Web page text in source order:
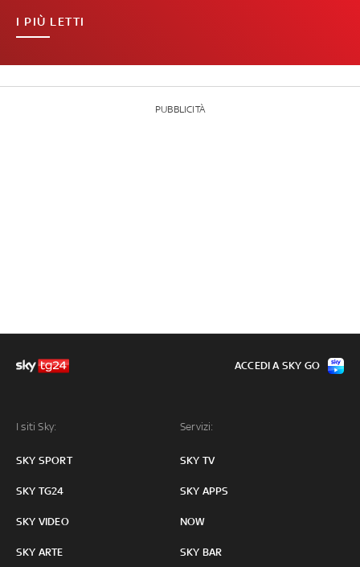
I PIÙ LETTI
PUBBLICITÀ
I siti Sky:
SKY SPORT
SKY TG24
SKY VIDEO
SKY ARTE
Servizi:
SKY TV
SKY APPS
NOW
SKY BAR
ACCEDI A SKY GO